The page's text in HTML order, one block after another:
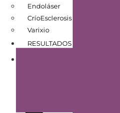
Endoláser
CríoEsclerosis
Varixio
RESULTADOS DE PACIENTES